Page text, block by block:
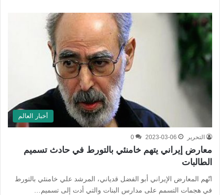
أخبار العالم
التحرير 2023-03-06
0
معارض إيراني يتهم خامنئي بالتورط في حادث تسميم
الطالبات
اتّهم المعارض الإيراني أبو الفضل قدياني، المرشد علي خامنئي بالتورط
في هجمات التسمم على مدارس البنات والتي أدت إلى تسميم…